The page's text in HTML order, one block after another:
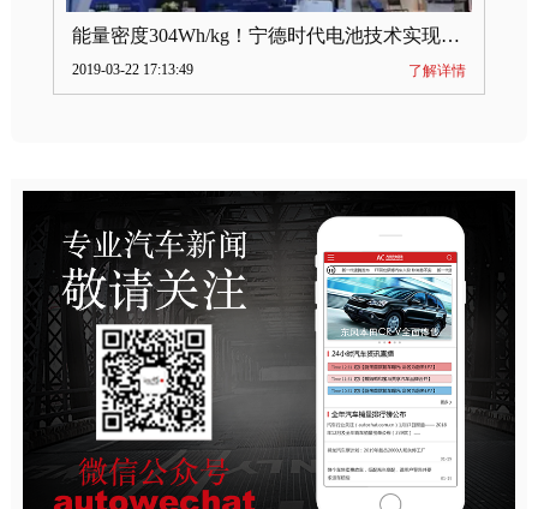
能量密度304Wh/kg！宁德时代电池技术实现突破
2019-03-22 17:13:49 了解详情